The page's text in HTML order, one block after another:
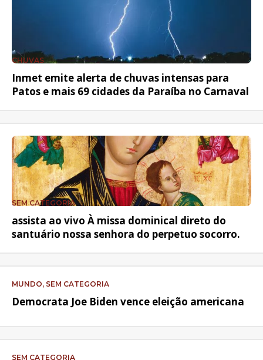
CHUVAS
Inmet emite alerta de chuvas intensas para
Patos e mais 69 cidades da Paraíba no Carnaval
SEM CATEGORIA
assista ao vivo À missa dominical direto do
santuário nossa senhora do perpetuo socorro.
MUNDO, SEM CATEGORIA
Democrata Joe Biden vence eleição americana
SEM CATEGORIA